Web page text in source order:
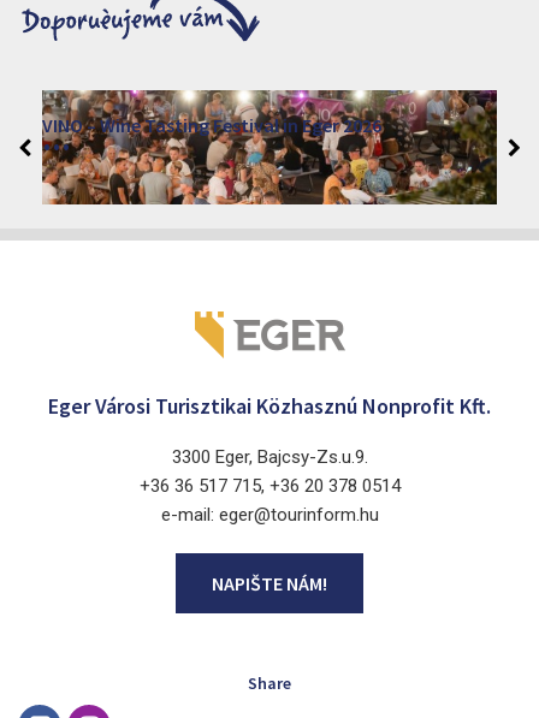
VINO – Wine Tasting Festival in Eger 2026
2026. srpen 12 - 17.
Eger 3300, Dobó István tér
Eger Városi Turisztikai Közhasznú Nonprofit Kft.
3300 Eger, Bajcsy-Zs.u.9.
+36 36 517 715, +36 20 378 0514
e-mail: eger@tourinform.hu
NAPIŠTE NÁM!
Share